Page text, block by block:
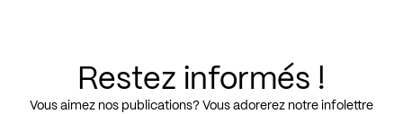
Restez informés !
Vous aimez nos publications? Vous adorerez notre infolettre